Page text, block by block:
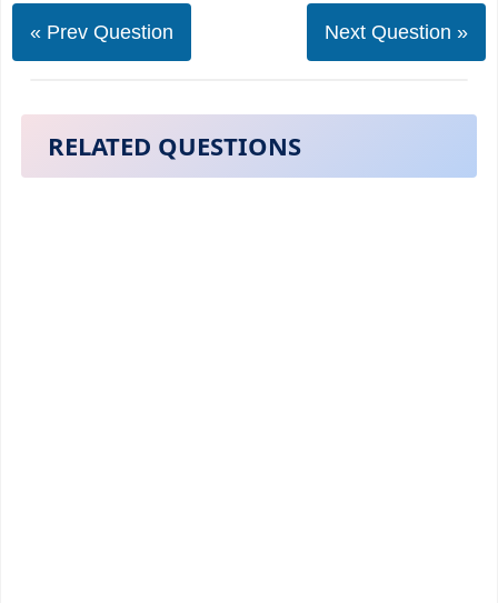
« Prev Question Next Question »
RELATED QUESTIONS